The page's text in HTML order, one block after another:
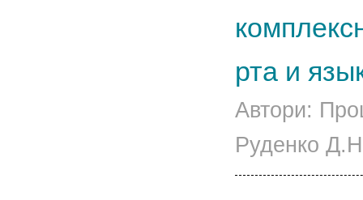
рта и
Автори:
Руденко